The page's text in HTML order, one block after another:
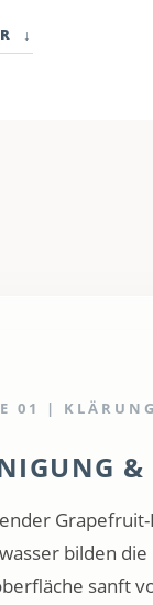
↓
01 | KLÄRUNG
&
bilden
sanft